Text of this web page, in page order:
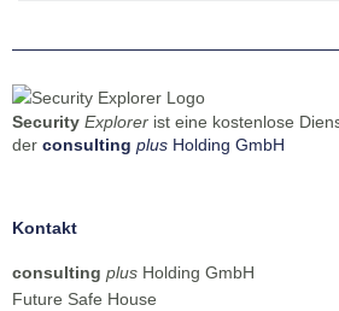
Security Explorer ist eine kostenlose
der consulting plus Holding GmbH
Kontakt
consulting plus Holding GmbH
Future Safe House